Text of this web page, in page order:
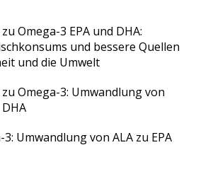
zuOmega-3 EPA und DHA:
und bessere Quellen
und die Umwelt
zuOmega-3: Umwandlung von
3: Umwandlung von ALA zu EPA